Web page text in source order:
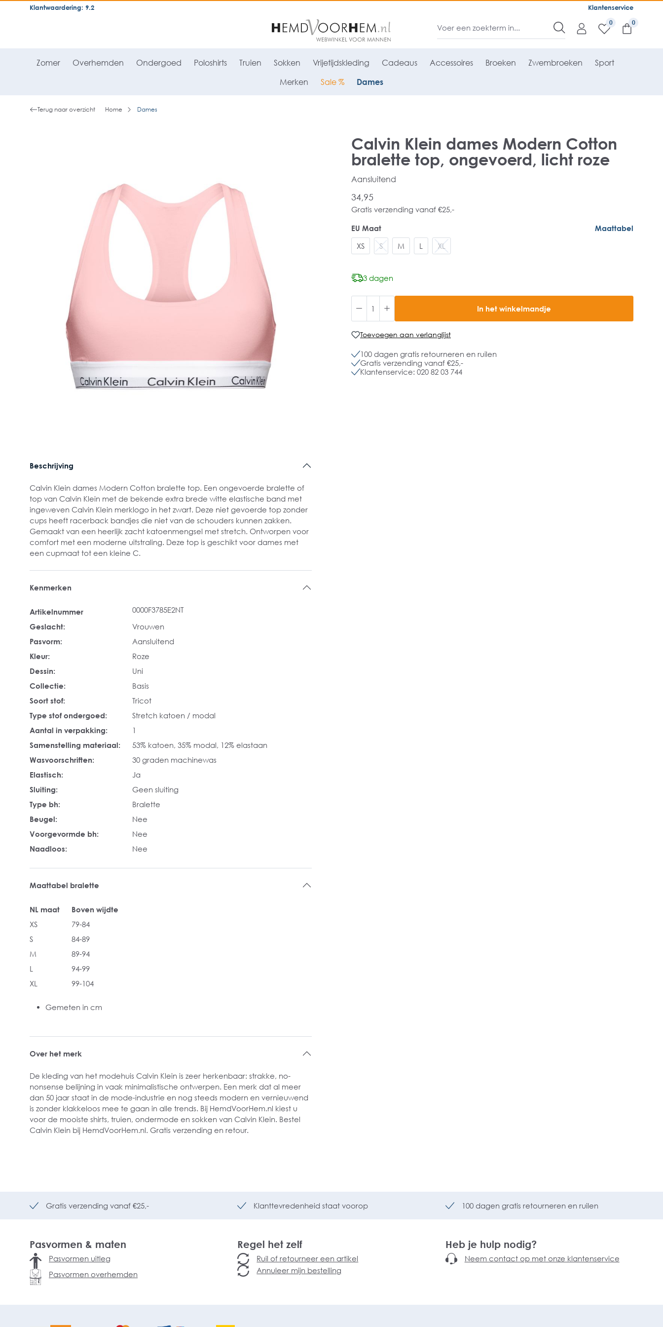
general.skipToNavigation Klantenservice
Klantwaardering: 9.2
0
Zomer Overhemden Ondergoed Poloshirts Truien Sokken Vrijetijdskleding Cadeaus Accessoires Broeken Zwembroeken Sport
Merken Sale % Dames
Terug naar overzicht Home Dames
Calvin Klein dames Modern Cotton
bralette top, ongevoerd, licht roze
Aansluitend
34,95
Gratis verzending vanaf €25,-
EU Maat
Maattabel
XS
S M L XL
3 dagen
In het winkelmandje
Toevoegen aan verlanglijst
100 dagen gratis retourneren en ruilen
Gratis verzending vanaf €25,-
Klantenservice: 020 82 03 744
Beschrijving
Calvin Klein dames Modern Cotton bralette top. Een ongevoerde bralette of
top van Calvin Klein met de bekende extra brede witte elastische band met
ingeweven Calvin Klein merklogo in het zwart. Deze niet gevoerde top zonder
cups heeft racerback bandjes die niet van de schouders kunnen zakken.
Gemaakt van een heerlijk zacht katoenmengsel met stretch. Ontworpen voor
comfort met een moderne uitstraling. Deze top is geschikt voor dames met
een cupmaat tot een kleine C.
Kenmerken
Artikelnummer
0000F3785E2NT
Geslacht:
Vrouwen
Pasvorm:
Aansluitend
Kleur:
Roze
Dessin:
Uni
Collectie:
Basis
Soort stof:
Tricot
Type stof ondergoed:
Stretch katoen / modal
Aantal in verpakking:
1
Samenstelling materiaal:
53% katoen, 35% modal, 12% elastaan
Wasvoorschriften:
30 graden machinewas
Elastisch:
Ja
Sluiting:
Geen sluiting
Type bh:
Bralette
Beugel:
Nee
Voorgevormde bh:
Nee
Naadloos:
Nee
Maattabel bralette
NL maat
Boven wijdte
XS
79-84
S
84-89
M
89-94
L
94-99
XL
99-104
Gemeten in cm
Over het merk
De kleding van het modehuis Calvin Klein is zeer herkenbaar: strakke, no-
nonsense belijning in vaak minimalistische ontwerpen. Een merk dat al meer
dan 50 jaar staat in de mode-industrie en nog steeds modern en vernieuwend
is zonder klakkeloos mee te gaan in alle trends. Bij HemdVoorHem.nl kiest u
voor de mooiste shirts, truien, ondermode en sokken van Calvin Klein. Bestel
Calvin Klein bij HemdVoorHem.nl. Gratis verzending en retour.
Gratis verzending vanaf €25,- Klanttevredenheid staat voorop 100 dagen gratis retourneren en ruilen
Pasvormen & maten
Pasvormen uitleg
Pasvormen overhemden
Regel het zelf
Ruil of retourneer een artikel
Annuleer mijn bestelling
Heb je hulp nodig?
Neem contact op met onze klantenservice